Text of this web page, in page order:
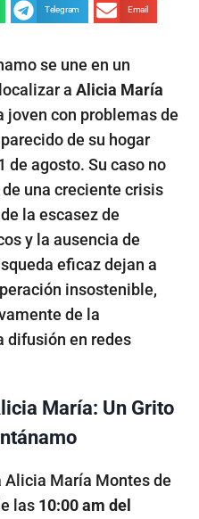
Telegram Email
se une en un
a Alicia María
joven con problemas de
de su hogar
de agosto. Su caso no
una creciente crisis
la escasez de
y la ausencia de
eficaz dejan a
insostenible,
de la
difusión en redes
María: Un Grito
Alicia María Montes de
las 10:00 am del